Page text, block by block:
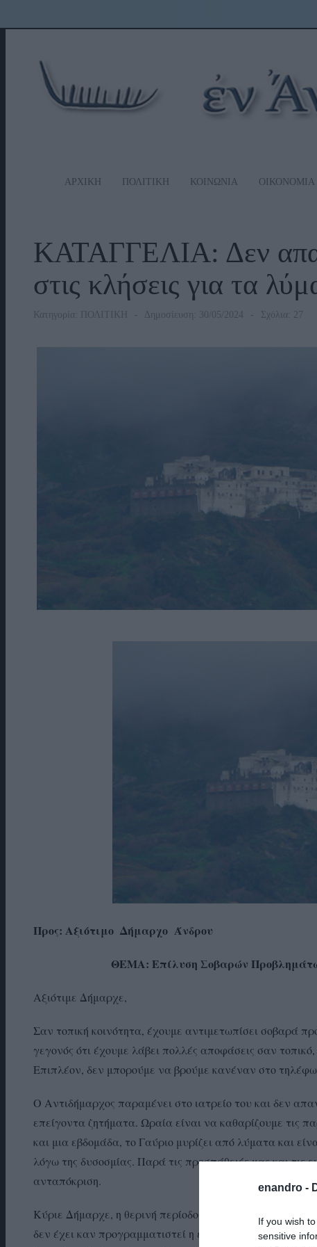
enandro -
If you wish
sensitive
ΑΡΧΙΚΗ ΠΟΛΙΤΙΚΗ ΚΟΙΝΩΝΙΑ ΟΙΚΟΝΟΜΙΑ
ΚΑΤΑΓΓΕΛΙΑ: Δεν
στις κλήσεις για τα
Κατηγορία: ΠΟΛΙΤΙΚΗ Δημοσίευση: 30/05/2024 Σχόλια: 27
Προς: Αξιότιμο Δήμαρχο Άνδρου
ΘΕΜΑ: Επίλυση Σοβαρών
Αξιότιμε Δήμαρχε,
Σαν τοπική κοινότητα, έχουμε αντιμετωπίσει σοβαρά
γεγονός ότι έχουμε λάβει πολλές αποφάσεις σαν
Επιπλέον, δεν μπορούμε να βρούμε κανέναν στο
Ο Αντιδήμαρχος παραμένει στο ιατρείο του και δεν
επείγοντα ζητήματα. Ωραία είναι να καθαρίζουμε τις
και μια εβδομάδα, το Γαύριο μυρίζει από λύματα και
λόγω της δυσοσμίας. Παρά τις προσπάθειές μας και τις
ανταπόκριση.
Κύριε Δήμαρχε, η θερινή περίοδος είναι ήδη σε εξέλιξη
δεν έχει καν προγραμματιστεί η επίλυσή του. Μετά